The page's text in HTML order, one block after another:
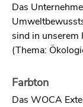
Das
sind in unserem
(Thema:
Farbton
Das WOCA